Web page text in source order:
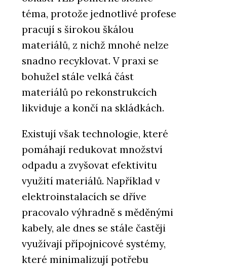
téma, protože jednotlivé profese
pracují s širokou škálou
materiálů, z nichž mnohé nelze
snadno recyklovat. V praxi se
bohužel stále velká část
materiálů po rekonstrukcích
likviduje a končí na skládkách.
Existují však technologie, které
pomáhají redukovat množství
odpadu a zvyšovat efektivitu
využití materiálů. Například v
elektroinstalacích se dříve
pracovalo výhradně s měděnými
kabely, ale dnes se stále častěji
využívají přípojnicové systémy,
které minimalizují potřebu